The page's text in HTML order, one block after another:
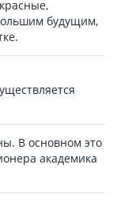
будущим,
В основном это
академика